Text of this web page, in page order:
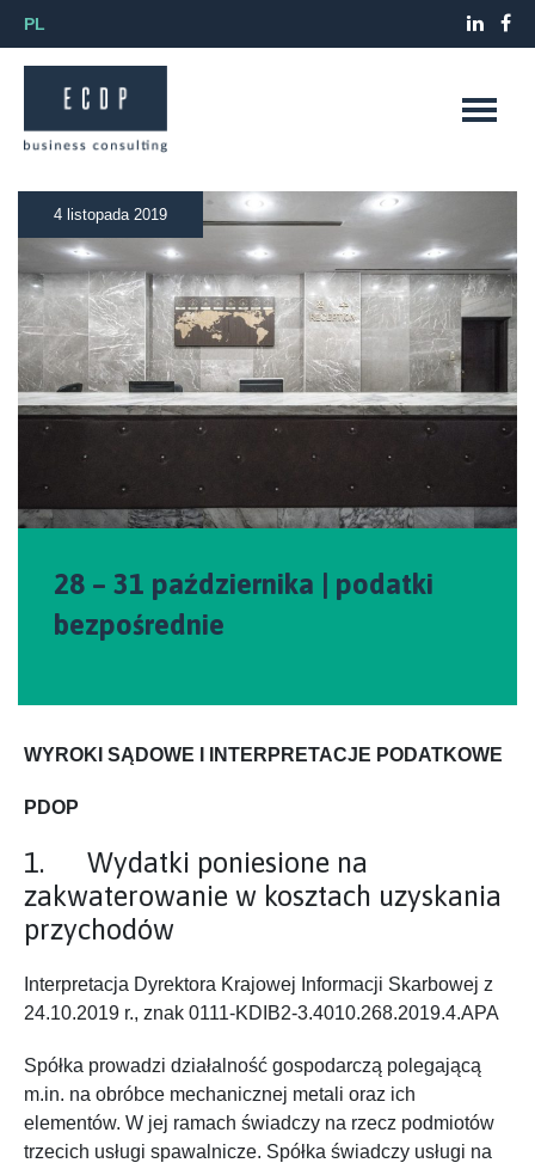
PL
4 listopada 2019
28 – 31 października | podatki
bezpośrednie
WYROKI SĄDOWE I INTERPRETACJE PODATKOWE
PDOP
1. Wydatki poniesione na
zakwaterowanie w kosztach uzyskania
przychodów
Interpretacja Dyrektora Krajowej Informacji Skarbowej z
24.10.2019 r., znak 0111-KDIB2-3.4010.268.2019.4.APA
Spółka prowadzi działalność gospodarczą polegającą
m.in. na obróbce mechanicznej metali oraz ich
elementów. W jej ramach świadczy na rzecz podmiotów
trzecich usługi spawalnicze. Spółka świadczy usługi na